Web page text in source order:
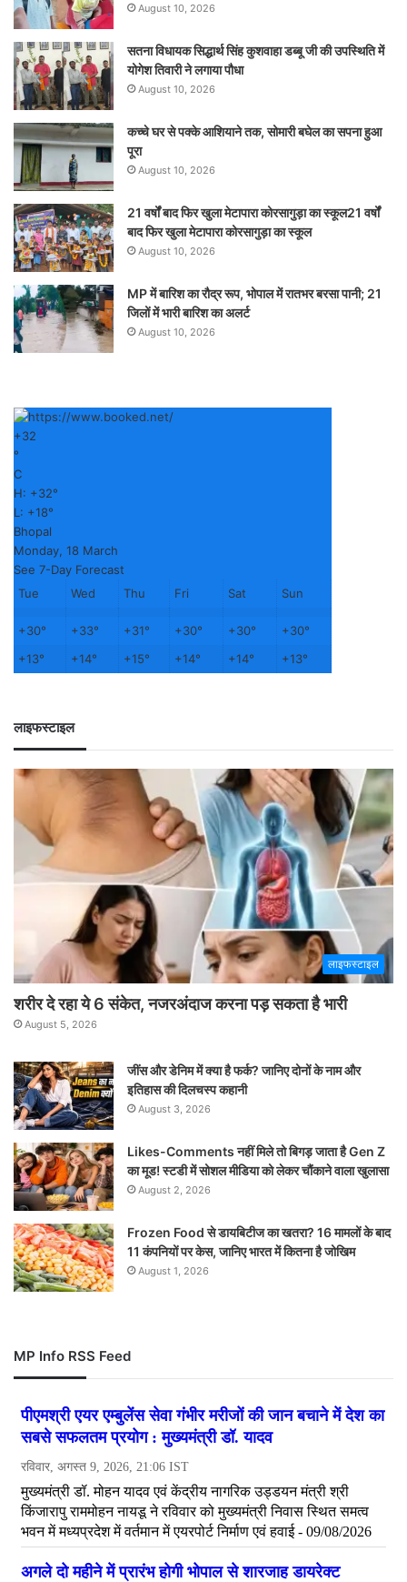
August 10, 2026
सतना विधायक सिद्धार्थ सिंह कुशवाहा डब्बू जी की उपस्थिति में
योगेश तिवारी ने लगाया पौधा
August 10, 2026
कच्चे घर से पक्के आशियाने तक, सोमारी बघेल का सपना हुआ
पूरा
August 10, 2026
21 वर्षों बाद फिर खुला मेटापारा कोरसागुड़ा का स्कूल21 वर्षों
बाद फिर खुला मेटापारा कोरसागुड़ा का स्कूल
August 10, 2026
MP में बारिश का रौद्र रूप, भोपाल में रातभर बरसा पानी; 21
जिलों में भारी बारिश का अलर्ट
August 10, 2026
+32
°
C
H: +32°
L: +18°
Bhopal
Monday, 18 March
See 7-Day Forecast
Tue
Wed Thu Fri Sat Sun
+30° +33° +31° +30° +30° +30°
+13° +14° +15° +14° +14° +13°
लाइफस्टाइल
लाइफस्टाइल
शरीर दे रहा ये 6 संकेत, नजरअंदाज करना पड़ सकता है भारी
August 5, 2026
जींस और डेनिम में क्या है फर्क? जानिए दोनों के नाम और
इतिहास की दिलचस्प कहानी
August 3, 2026
Likes-Comments नहीं मिले तो बिगड़ जाता है Gen Z
का मूड! स्टडी में सोशल मीडिया को लेकर चौंकाने वाला खुलासा
August 2, 2026
Frozen Food से डायबिटीज का खतरा? 16 मामलों के बाद
11 कंपनियों पर केस, जानिए भारत में कितना है जोखिम
August 1, 2026
MP Info RSS Feed